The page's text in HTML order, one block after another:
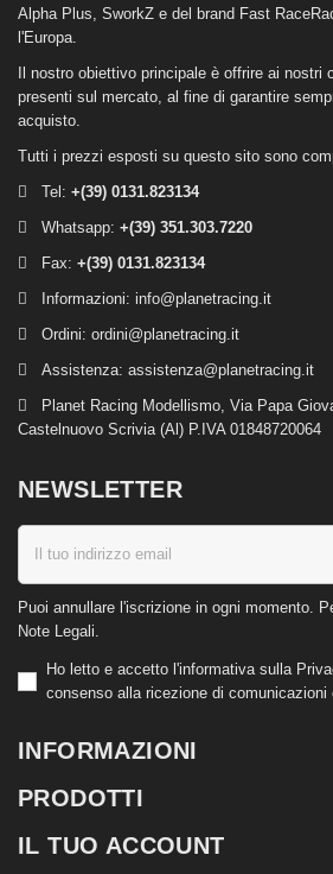
Alpha Plus, SworkZ e del brand Fast
l'Europa.
Il nostro obiettivo principale è offrire ai nostri
presenti sul mercato, al fine di garantire
acquisto.
Tutti i prezzi esposti su questo sito sono
Tel: +(39) 0131.823134
Whatsapp: +(39) 351.303.7220
Fax: +(39) 0131.823134
Informazioni: info@planetracing.it
Ordini: ordini@planetracing.it
Assistenza: assistenza@planetracing.it
Planet Racing Modellismo, Via Papa
Castelnuovo Scrivia (Al) P.IVA 01848720064
NEWSLETTER
Puoi annullare l'iscrizione in ogni momento.
Note Legali.
Ho letto e accetto l'informativa sulla
consenso alla ricezione di comunicazioni
INFORMAZIONI
PRODOTTI
IL TUO ACCOUNT